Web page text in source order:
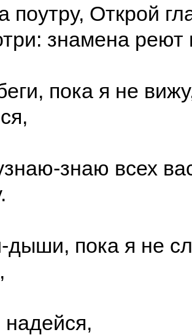
поутру, Открой
знамена реют
пока я не
знаю всех
пока я не